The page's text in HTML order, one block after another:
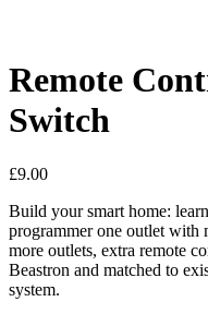
Remote
Switch
£9.00
Build your smart home:
programmer one outlet with
more outlets, extra remote
Beastron and matched to
system.